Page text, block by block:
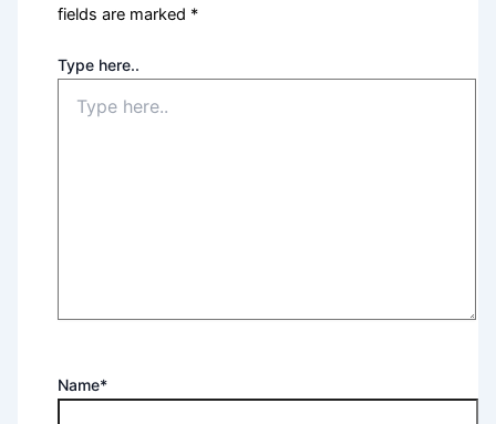
fields are marked *
Type here..
Name*